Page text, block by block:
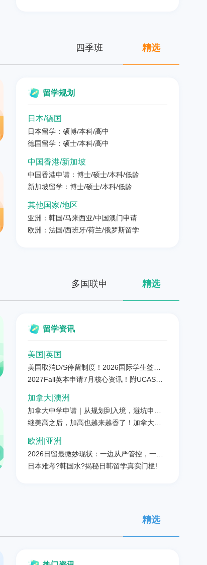
四季班 精选
留学规划
日本/德国
日本留学：硕博/本科/高中
德国留学：硕士/本科/高中
中国香港/新加坡
中国香港申请：博士/硕士/本科/低龄
新加坡留学：博士/硕士/本科/低龄
其他国家/地区
亚洲：韩国/马来西亚/中国澳门申请
欧洲：法国/西班牙/荷兰/俄罗斯留学
多国联申 精选
留学资讯
美国|英国
美国取消D/S停留制度！2026国际学生签证
新规全解析
2027Fall英本申请7月核心资讯！附UCAS数
加拿大|澳洲
加拿大中学申请｜从规划到入境，避坑申请
全攻略（家长必存）
继美高之后，加高也越来越香了！加拿大高
欧洲|亚洲
2026日留最微妙现状：一边从严管控，一边
放开扩招
日本难考?韩国水?揭秘日韩留学真实门槛!
精选